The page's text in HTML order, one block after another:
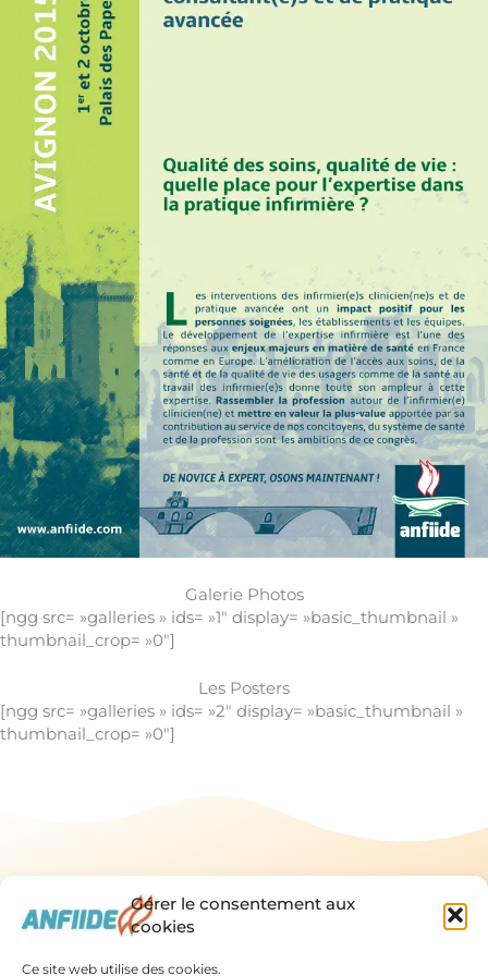
Gérer le consentement aux
cookies
Ce site web utilise des cookies.
Galerie Photos
[ngg src= »galleries » ids= »1″ display= »basic_thumbnail »
thumbnail_crop= »0″]
Les Posters
[ngg src= »galleries » ids= »2″ display= »basic_thumbnail »
thumbnail_crop= »0″]